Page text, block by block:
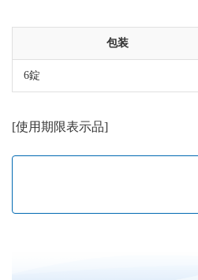
包装
6錠
[使用期限表示品]